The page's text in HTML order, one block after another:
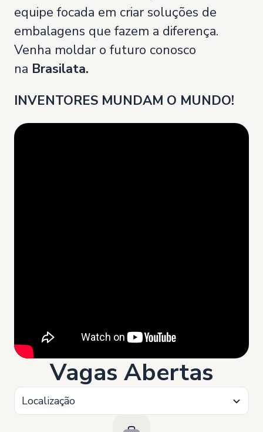
equipe focada em criar soluções de
embalagens que fazem a diferença.
Venha moldar o futuro conosco
na Brasilata.
INVENTORES MUNDAM O MUNDO!
Vagas Abertas
Localização